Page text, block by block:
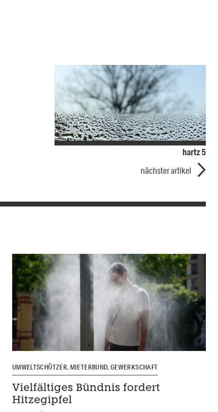
hartz 5
nächster artikel
UMWELTSCHÜTZER, MIETERBUND, GEWERKSCHAFT
Vielfältiges Bündnis fordert
Hitzegipfel